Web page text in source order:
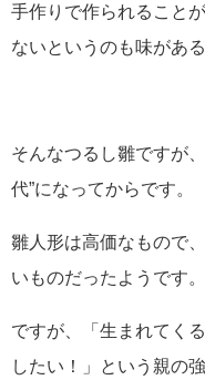
手作りで作られること
ないというのも味があ
そんなつるし雛ですが
代”になってからです。
雛人形は高価なもので
いものだったようです。
ですが、「生まれてく
したい！」という親の